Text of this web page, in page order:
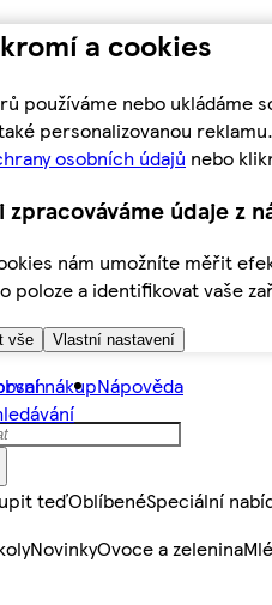
a cookies
používáme nebo
personalizovanou
osobních údajů nebo
zpracováváme údaje z
nám umožníte měřit
poloze a identifikovat vaše
vše Vlastní nastavení
nákupNápověda
teďOblíbenéSpeciální
NovinkyOvoce a zelenina